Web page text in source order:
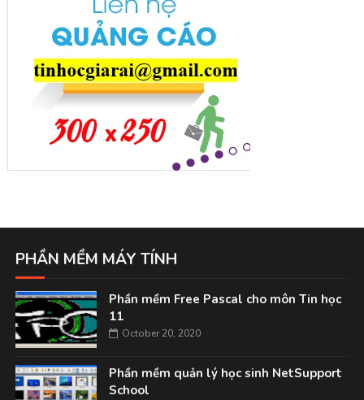
PHẦN MỀM MÁY TÍNH
Phần mềm Free Pascal cho môn Tin học
11
October 20, 2020
Phần mềm quản lý học sinh NetSupport
School